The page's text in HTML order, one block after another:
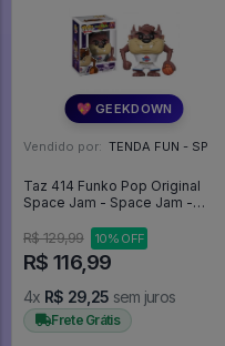
💖 GEEKDOWN
Vendido por: TENDA FUN - SP
Taz 414 Funko Pop Original
Space Jam - Space Jam -
FUNKO POP #414
R$ 129,99 10% OFF
R$ 116,99
4x R$ 29,25 sem juros
Frete Grátis